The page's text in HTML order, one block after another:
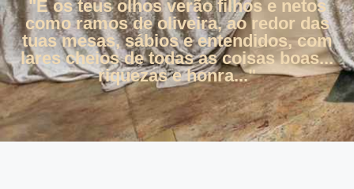
"E os teus olhos verão filhos e netos
como ramos de oliveira, ao redor das
tuas mesas, sábios e entendidos, com
lares cheios de todas as coisas boas...
riquezas e honra..."